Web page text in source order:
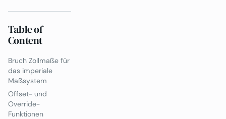
Table of
Content
Bruch Zollmaße für
das imperiale
Maßsystem
Offset- und
Override-
Funktionen